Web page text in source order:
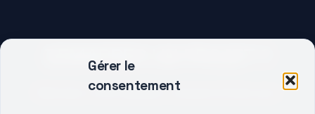
Gérer le
consentement
DEMARRER UN PROJET ?
Décrivez votre besoin, trouvez le bon pro.